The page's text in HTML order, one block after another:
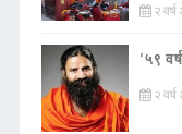
२
‘५९
२